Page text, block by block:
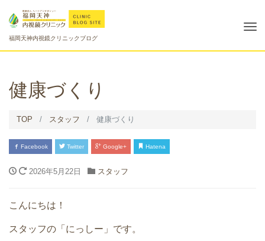
福岡天神内視鏡クリニックブログ
健康づくり
TOP スタッフ 健康づくり
Facebook Twitter Google+ Hatena
2026年5月22日 スタッフ
こんにちは！
スタッフの「にっしー」です。